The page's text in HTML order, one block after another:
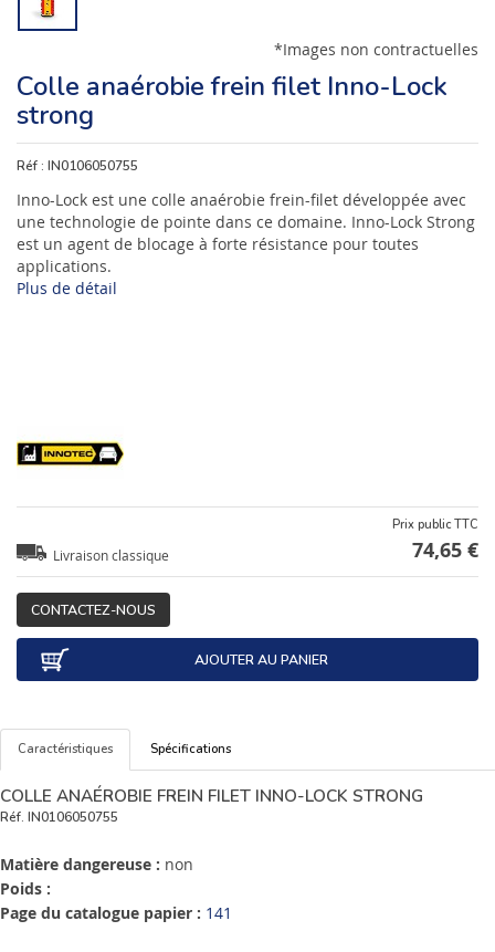
*Images non contractuelles
Colle anaérobie frein filet Inno-Lock
strong
Réf : IN0106050755
Inno-Lock est une colle anaérobie frein-filet développée avec
une technologie de pointe dans ce domaine. Inno-Lock Strong
est un agent de blocage à forte résistance pour toutes
applications.
Plus de détail
Livraison classique
Prix public TTC
74,65 €
CONTACTEZ-NOUS
AJOUTER AU PANIER
Caractéristiques Spécifications
COLLE ANAÉROBIE FREIN FILET INNO-LOCK STRONG
Réf. IN0106050755
Matière dangereuse : non
Poids :
Page du catalogue papier : 141